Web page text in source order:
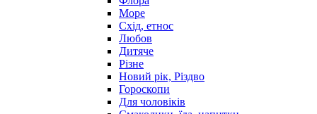
Море
Схід, етнос
Любов
Дитяче
Різне
Новий рік, Різдво
Гороскопи
Для чоловіків